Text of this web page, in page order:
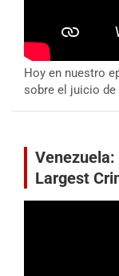
Hoy en nuestro
sobre el juicio de
Largest